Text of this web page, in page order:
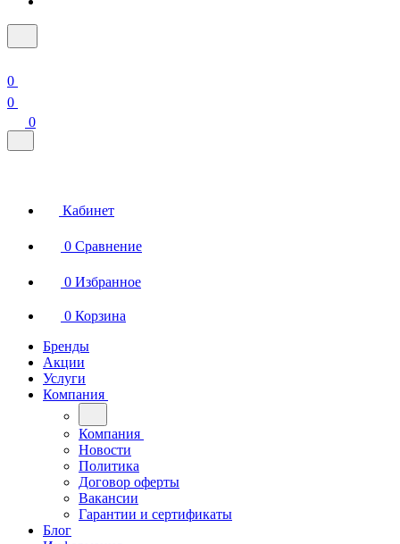
0
0
0
Кабинет
0 Сравнение
0 Избранное
0 Корзина
Бренды
Акции
Услуги
Компания
Компания
Новости
Политика
Договор оферты
Вакансии
Гарантии и сертификаты
Блог